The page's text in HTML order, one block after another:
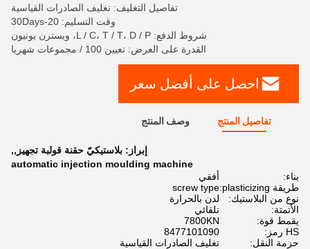
تفاصيل التغليف: تغليف الصادرات القياسية
وقت التسليم: 20-30Days
شروط الدفع: L / C، T / T، D / P، ويسترن يونيون
القدرة على العرض: تعيين 100 / مجموعات شهريا
احصل على أفضل سعر
تفاصيل المنتج وصف المنتج
إبراز: بلاستيكيّ حقنة قولبة تجهيز,,
automatic injection moulding machine
بناء:
أفقي
طريقة plasticizing:
screw type
نوع من البلاستيك:
لدن بالحرارة
الأتمتة:
تلقائي
يقمط قوة:
7800KN
HS رمز:
8477101090
حزمة النقل:
تغليف الصادرات القياسية